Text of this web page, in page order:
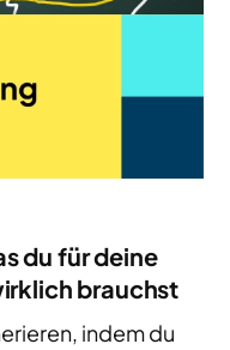
du für deine
brauchst
indem du